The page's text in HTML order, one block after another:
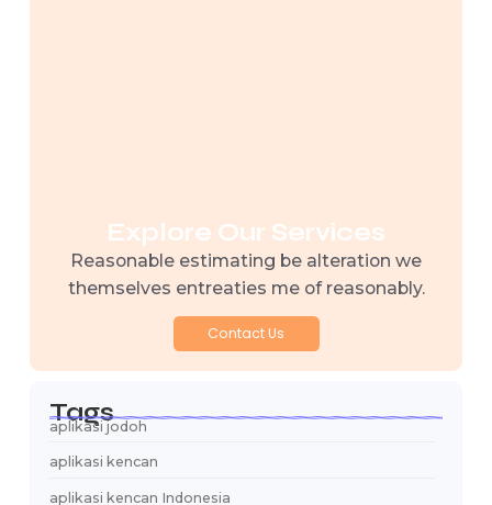
12 Juni 2026
Pria Mapan tapi Pelit vs Pria
Biasa…
11 Juni 2026